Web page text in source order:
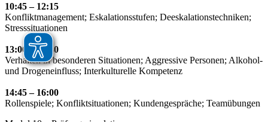
10:45 – 12:15
Konfliktmanagement; Eskalationsstufen; Deeskalationstechniken;
Stresssituationen
13:00 – 14:30
Verhalten in besonderen Situationen; Aggressive Personen; Alkohol-
und Drogeneinfluss; Interkulturelle Kompetenz
14:45 – 16:00
Rollenspiele; Konfliktsituationen; Kundengespräche; Teamübungen